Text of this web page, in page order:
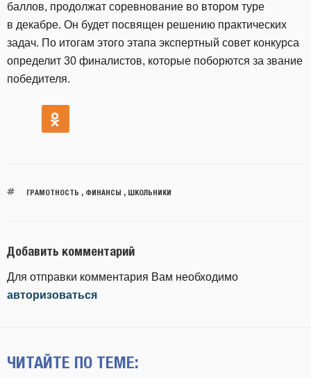
баллов, продолжат соревнование во втором туре
в декабре. Он будет посвящен решению практических
задач. По итогам этого этапа экспертный совет конкурса
определит 30 финалистов, которые поборются за звание
победителя.
ГРАМОТНОСТЬ , ФИНАНСЫ , ШКОЛЬНИКИ
Добавить комментарий
Для отправки комментария Вам необходимо
авторизоваться
ЧИТАЙТЕ ПО ТЕМЕ: